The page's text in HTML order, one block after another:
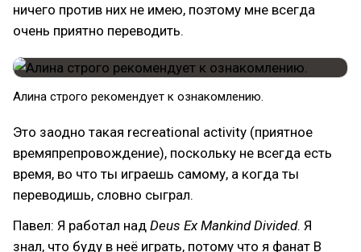
ничего против них не имею, поэтому мне всегда
очень приятно переводить.
Алина строго рекомендует к ознакомлению.
Это заодно такая recreational activity (приятное
времяпрепровождение), поскольку не всегда есть
время, во что ты играешь самому, а когда ты
переводишь, словно сыграл.
Павел: Я работал над Deus Ex Mankind Divided. Я
знал, что буду в неё играть, потому что я фанат В